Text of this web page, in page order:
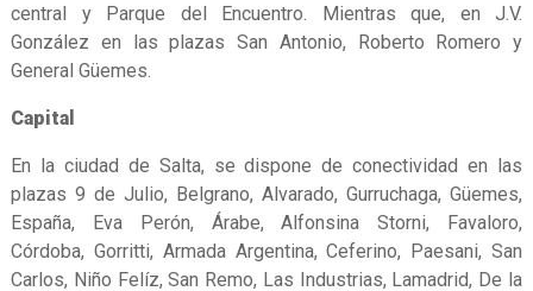
central y Parque del Encuentro. Mientras que, en J.V.
González en las plazas San Antonio, Roberto Romero y
General Güemes.
Capital
En la ciudad de Salta, se dispone de conectividad en las
plazas 9 de Julio, Belgrano, Alvarado, Gurruchaga, Güemes,
España, Eva Perón, Árabe, Alfonsina Storni, Favaloro,
Córdoba, Gorritti, Armada Argentina, Ceferino, Paesani, San
Carlos, Niño Felíz, San Remo, Las Industrias, Lamadrid, De la